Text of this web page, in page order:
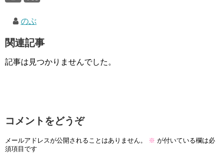
のぶ
関連記事
記事は見つかりませんでした。
コメントをどうぞ
メールアドレスが公開されることはありません。 ※ が付いている欄は必
須項目です